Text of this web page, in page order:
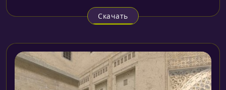
Скачать